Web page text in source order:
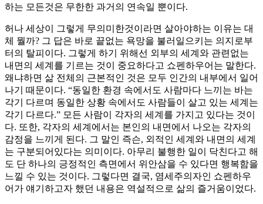
하는 모든것은 무한한 과거의 연속일 뿐이다.
허나 세상이 그렇게 무의미한것이라면 살아야하는 이유는 대
체 뭘까? 그 답은 바로 끝없는 욕망을 불러일으키는 의지로부
터의 탈피이다. 그렇게 하기 위해선 외부의 세계와 관련없는
내면의 세계를 기르는 것이 중요하다고 쇼펜하우어는 말한다.
왜냐하면 삶 전체의 근본적인 것은 모두 인간의 내부에서 일어
나기 때문이다. “동일한 환경 속에서도 사람마다 느끼는 바는
각기 다르며 동일한 상황 속에서도 사람들이 살고 있는 세계는
각기 다르다.” 모든 사람이 각자의 세계를 가지고 있다는 것이
다. 또한, 각자의 세계에서는 본인의 내면에서 나오는 각자의
감정을 느끼게 된다. 그 말인 즉슨, 외적인 세계와 내면의 세계
는 구분되어있다는 의미이다. 아무리 불행한 일이 닥친다고 해
도 단 하나의 긍정적인 측면에서 위안삼을 수 있다면 행복함을
느낄 수 있는 것이다. 그렇다면 결국, 염세주의자인 쇼펜하우
어가 얘기하고자 했던 내용은 역설적으로 삶의 즐거움이었다.